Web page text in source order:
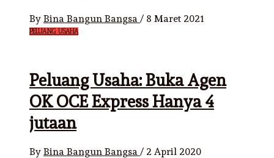
By Bina Bangun Bangsa / 8 Maret 2021
PELUANG USAHA
Peluang Usaha: Buka Agen
OK OCE Express Hanya 4
jutaan
By Bina Bangun Bangsa / 2 April 2020